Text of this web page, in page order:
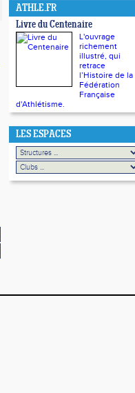
ATHLE.FR
Livre du Centenaire
L'ouvrage
richement
illustré, qui
retrace
l’Histoire de la
Fédération
Française
d'Athlétisme.
LES ESPACES